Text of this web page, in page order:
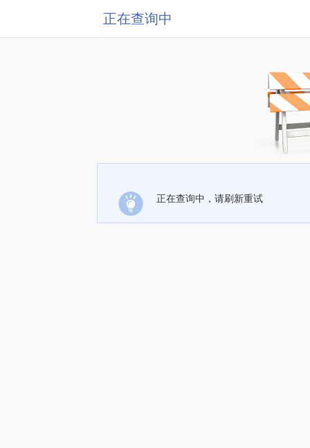
正在查询中
正在查询中，请刷新重试